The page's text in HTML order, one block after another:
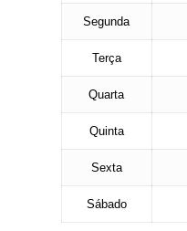
Segunda
Terça
Quarta
Quinta
Sexta
Sábado